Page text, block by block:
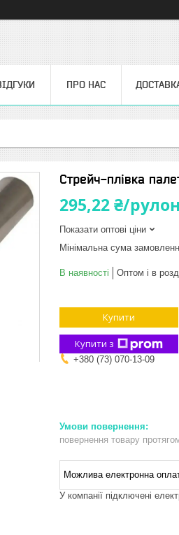
ПРО НАС
Стрейч-плівка
295,22 ₴/рулон
Показати оптові ціни
Мінімальна сума
В наявності Оптом і в
Купити
Купити з
+380 (73) 070-13-09
повернення товару
У компанії підключені